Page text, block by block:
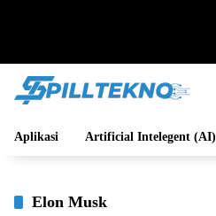
Aplikasi Artificial Intelegent (AI)
Elon Musk